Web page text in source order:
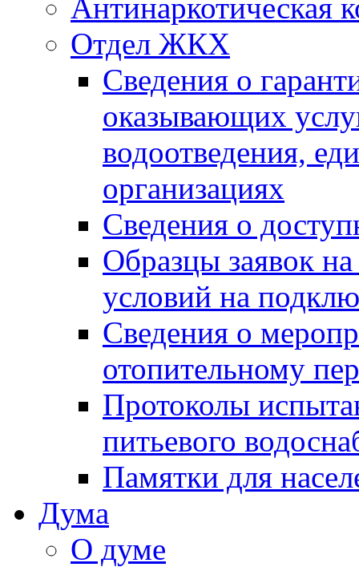
Антинаркотическая
Отдел ЖКХ
Сведения о
оказывающих
водоотведения,
организациях
Сведения о
Образцы заявок
условий на
Сведения о
отопительному
Протоколы
питьевого
Памятки для
Дума
О думе